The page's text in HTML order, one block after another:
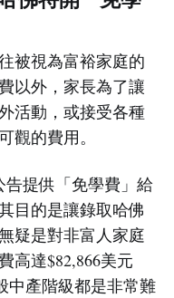
被視為富裕家庭的
以外，家長為了讓
活動，或接受各種
觀的費用。
告提供「免學費」給
目的是讓錄取哈佛
疑是對非富人家庭
高達$82,866美元
中產階級都是非常難